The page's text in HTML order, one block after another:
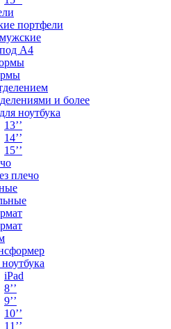
портфели
А4
и более
ноутбука
13’’
14’’
15’’
плечо
iPad
8’’
9’’
10’’
11’’